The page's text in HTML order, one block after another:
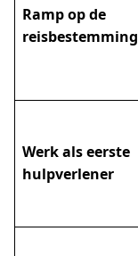
Ramp op de
reisbestemming
Werk als eerste
hulpverlener